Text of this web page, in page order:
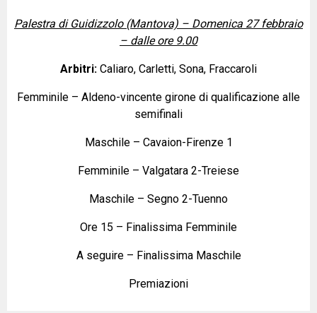
Palestra di Guidizzolo (Mantova) – Domenica 27 febbraio
– dalle ore 9.00
Arbitri: Caliaro, Carletti, Sona, Fraccaroli
Femminile – Aldeno-vincente girone di qualificazione alle
semifinali
Maschile – Cavaion-Firenze 1
Femminile – Valgatara 2-Treiese
Maschile – Segno 2-Tuenno
Ore 15 – Finalissima Femminile
A seguire – Finalissima Maschile
Premiazioni